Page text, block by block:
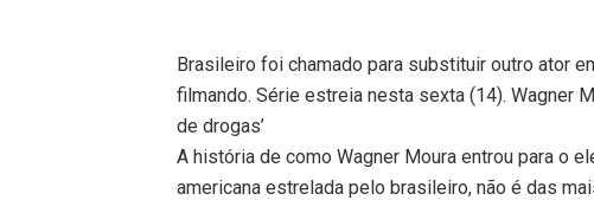
Brasileiro foi chamado para substituir outro ator
filmando. Série estreia nesta sexta (14). Wagner
de drogas’
A história de como Wagner Moura entrou para o
americana estrelada pelo brasileiro, não é das